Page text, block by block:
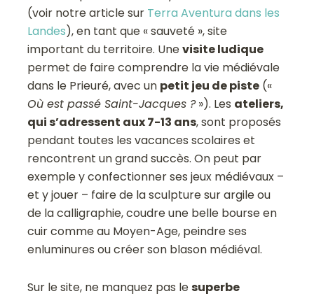
(voir notre article sur Terra Aventura dans les
Landes), en tant que « sauveté », site
important du territoire. Unevisite ludique
permet de faire comprendre la vie médiévale
dans le Prieuré, avec un petit jeu de piste («
Où est passé Saint-Jacques ?»). Les ateliers,
qui s’adressent aux 7-13 ans, sont proposés
pendant toutes les vacances scolaires et
rencontrent un grand succès. On peut par
exemple y confectionner ses jeux médiévaux –
et y jouer – faire de la sculpture sur argile ou
de la calligraphie, coudre une belle bourse en
cuir comme au Moyen-Age, peindre ses
enluminures ou créer son blason médiéval.
Sur le site, ne manquez pas lesuperbe